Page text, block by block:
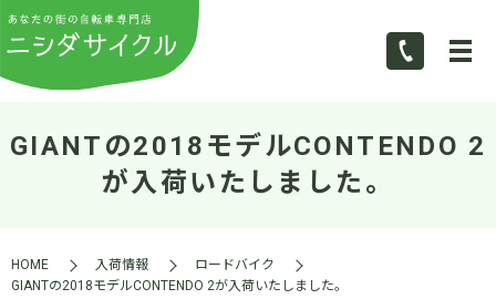
GIANTの2018モデルCONTENDO 2
が入荷いたしました。
HOME 入荷情報
ロードバイク
GIANTの2018モデルCONTENDO 2が入荷いたしました。